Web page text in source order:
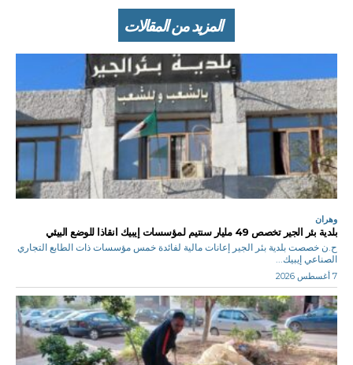
المزيد من المقالات
وهران
بلدية بئر الجير تخصص 49 مليار سنتيم لمؤسسات إيبيك انقاذا للوضع البيئي
ح.ن خصصت بلدية بئر الجير إعانات مالية لفائدة خمس مؤسسات ذات الطابع التجاري
الصناعي إيبيك...
7 أغسطس 2026